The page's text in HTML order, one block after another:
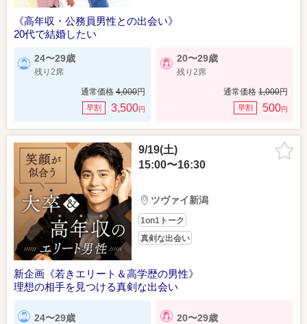
《高年収・公務員男性との出会い》
20代で結婚したい
24〜29歳
残り2席
通常価格 4,000円
早割 3,500円
20〜29歳
残り2席
通常価格 1,000円
早割 500円
9/19(土)
15:00〜16:30
ツヴァイ新潟
1on1トーク
真剣な出会い
新企画《若きエリート＆高学歴の男性》
理想の相手を見つける真剣な出会い
24〜29歳 20〜29歳